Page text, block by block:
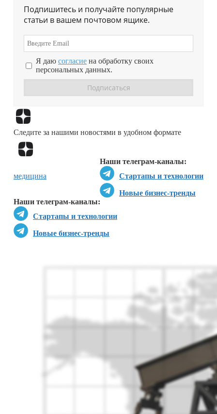
Подпишитесь и получайте популярные
статьи в вашем почтовом ящике.
Я даю согласие на обработку своих
персональных данных.
Следите за нашими новостями в удобном формате
Наши телеграм-каналы:
Стартапы и технологии
Новые бизнес-тренды
Наши телеграм-каналы:
Стартапы и технологии
Новые бизнес-тренды
медицина